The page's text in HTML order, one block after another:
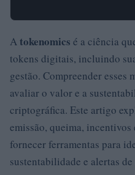
Atokenomics é a ciência
tokens digitais, incluindo
gestão. Compreender esses
avaliar o valor e a
criptográfica. Este artigo
emissão, queima, incentivos
fornecer ferramentas para
sustentabilidade e alertas